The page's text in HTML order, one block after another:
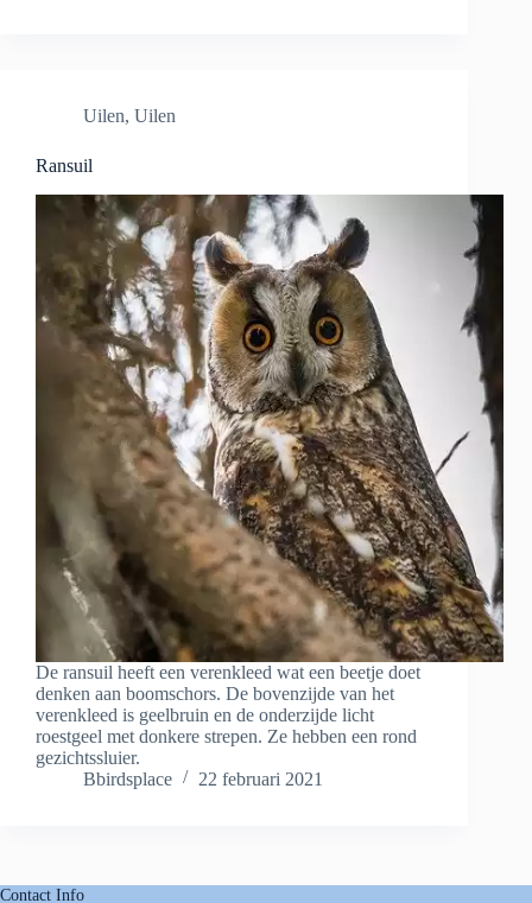
Uilen, Uilen
Ransuil
De ransuil heeft een verenkleed wat een beetje doet
denken aan boomschors. De bovenzijde van het
verenkleed is geelbruin en de onderzijde licht
roestgeel met donkere strepen. Ze hebben een rond
gezichtssluier.
Bbirdsplace
22 februari 2021
Contact Info